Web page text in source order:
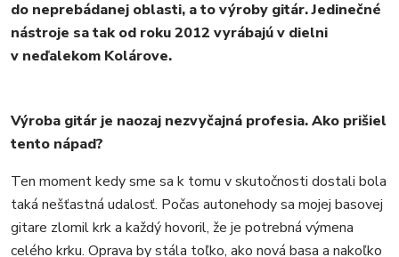
do neprebádanej oblasti, a to výroby gitár. Jedinečné
nástroje sa tak od roku 2012 vyrábajú v dielni
v neďalekom Kolárove.
Výroba gitár je naozaj nezvyčajná profesia. Ako prišiel
tento nápad?
Ten moment kedy sme sa k tomu v skutočnosti dostali bola
taká nešťastná udalosť. Počas autonehody sa mojej basovej
gitare zlomil krk a každý hovoril, že je potrebná výmena
celého krku. Oprava by stála toľko, ako nová basa a nakoľko